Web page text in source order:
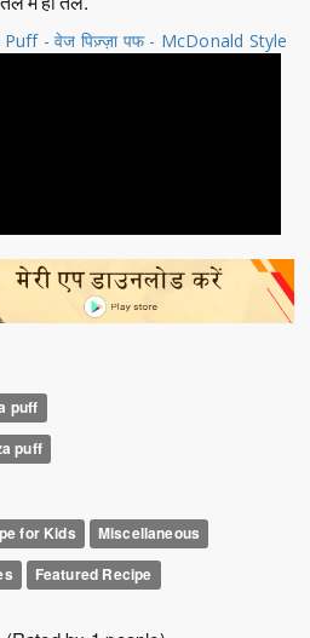
- वेज पिज़्ज़ा पफ - McDonald Style
puff
puff
for Kids
Miscellaneous
Featured Recipe